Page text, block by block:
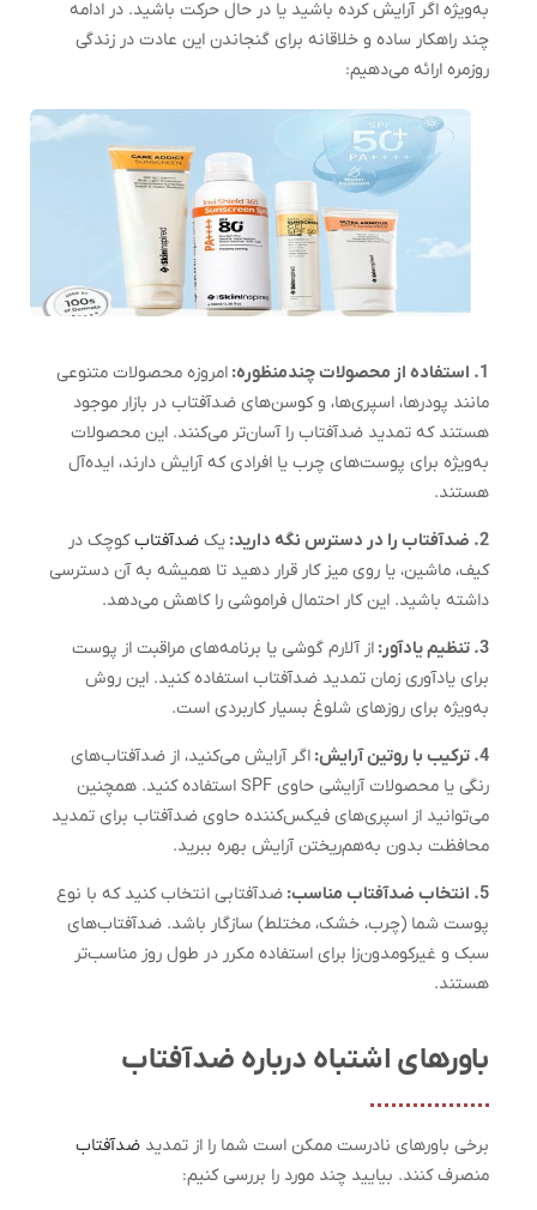
به‌ویژه اگر آرایش کرده باشید یا در حال حرکت باشید. در ادامه
چند راهکار ساده و خلاقانه برای گنجاندن این عادت در زندگی
روزمره ارائه می‌دهیم:
1. استفاده از محصولات چندمنظوره:
امروزه محصولات متنوعی
مانند پودرها، اسپری‌ها، و کوسن‌های ضدآفتاب در بازار موجود
هستند که تمدید ضدآفتاب را آسان‌تر می‌کنند. این محصولات
به‌ویژه برای پوست‌های چرب یا افرادی که آرایش دارند، ایده‌آل
هستند.
2. ضدآفتاب را در دسترس نگه دارید: یک ضدآفتابکوچک در
کیف، ماشین، یا روی میز کار قرار دهید تا همیشه به آن دسترسی
داشته باشید. این کار احتمال فراموشی را کاهش می‌دهد.
3. تنظیم یادآور:
از آلارم گوشی یا برنامه‌های مراقبت از پوست
برای یادآوری زمان تمدید ضدآفتاب استفاده کنید. این روش
به‌ویژه برای روزهای شلوغ بسیار کاربردی است.
4. ترکیب با روتین آرایش:
اگر آرایش می‌کنید، از ضدآفتاب‌های
رنگی یا محصولات آرایشی حاوی SPF استفاده کنید. همچنین
می‌توانید از اسپری‌های فیکس‌کننده حاوی ضدآفتاب برای تمدید
محافظت بدون به‌هم‌ریختن آرایش بهره ببرید.
5. انتخاب ضدآفتاب مناسب:
ضدآفتابی انتخاب کنید که با نوع
پوست شما (چرب، خشک، مختلط) سازگار باشد. ضدآفتاب‌های
سبک و غیرکومدون‌زا برای استفاده مکرر در طول روز مناسب‌تر
هستند.
باورهای اشتباه درباره ضدآفتاب
برخی باورهای نادرست ممکن است شما را از تمدید ضدآفتاب
منصرف کنند. بیایید چند مورد را بررسی کنیم: